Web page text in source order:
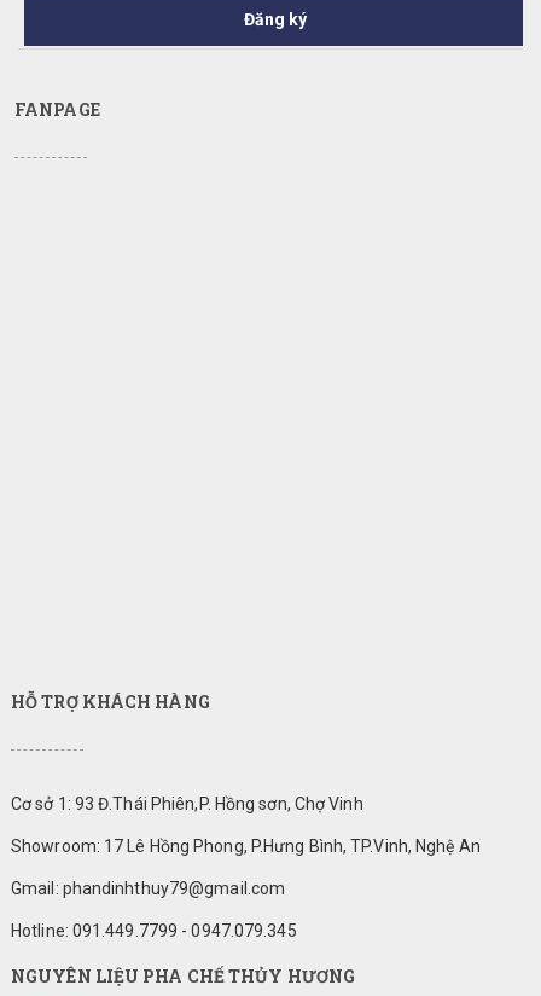
Đăng ký
FANPAGE
HỖ TRỢ KHÁCH HÀNG
Cơ sở 1: 93 Đ.Thái Phiên,P. Hồng sơn, Chợ Vinh
Showroom: 17 Lê Hồng Phong, P.Hưng Bình, TP.Vinh, Nghệ An
Gmail: phandinhthuy79@gmail.com
Hotline: 091.449.7799 - 0947.079.345
NGUYÊN LIỆU PHA CHẾ THỦY HƯƠNG